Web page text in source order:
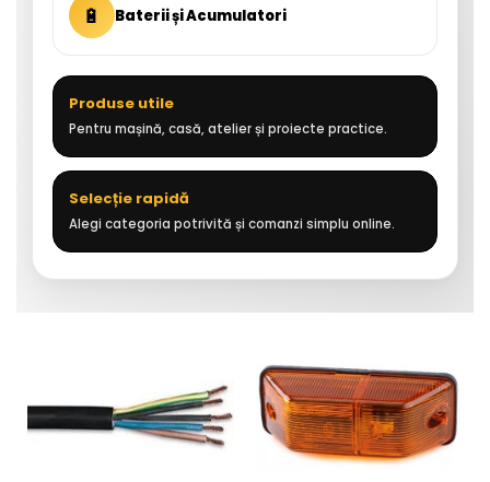
🔋 Baterii și Acumulatori
Produse utile
Pentru mașină, casă, atelier și proiecte practice.
Selecție rapidă
Alegi categoria potrivită și comanzi simplu online.